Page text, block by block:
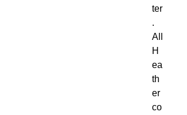
ter
.
All
H
ea
th
er
co